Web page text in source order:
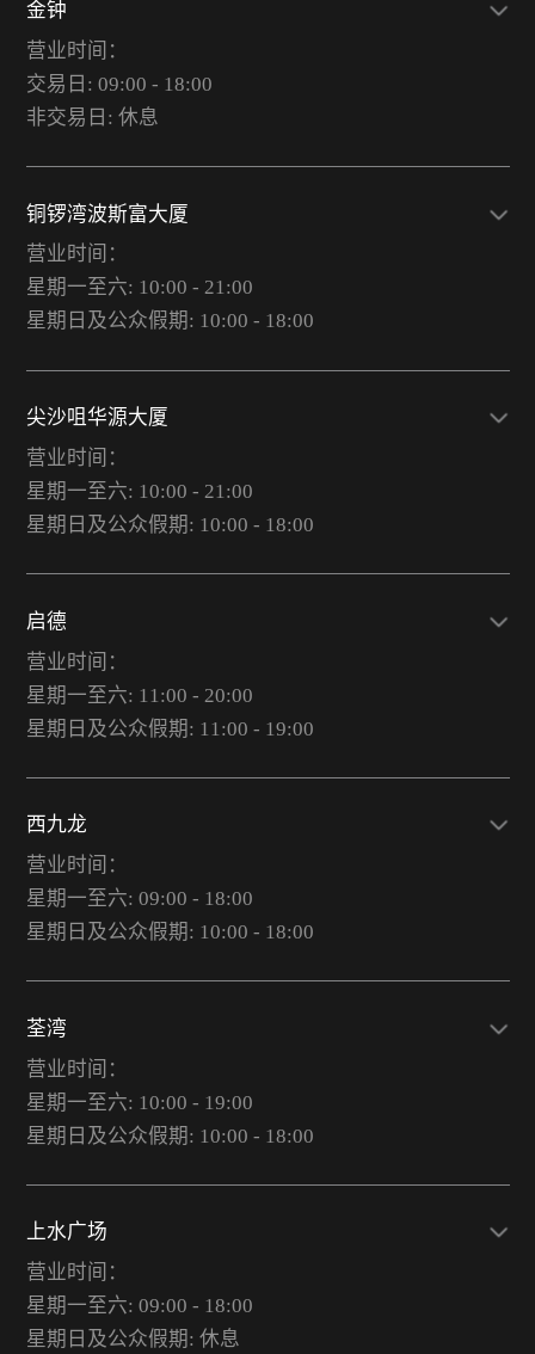
金钟
营业时间：
交易日: 09:00 - 18:00
非交易日: 休息
铜锣湾波斯富大厦
营业时间：
星期一至六: 10:00 - 21:00
星期日及公众假期: 10:00 - 18:00
尖沙咀华源大厦
营业时间：
星期一至六: 10:00 - 21:00
星期日及公众假期: 10:00 - 18:00
启德
营业时间：
星期一至六: 11:00 - 20:00
星期日及公众假期: 11:00 - 19:00
西九龙
营业时间：
星期一至六: 09:00 - 18:00
星期日及公众假期: 10:00 - 18:00
荃湾
营业时间：
星期一至六: 10:00 - 19:00
星期日及公众假期: 10:00 - 18:00
上水广场
营业时间：
星期一至六: 09:00 - 18:00
星期日及公众假期: 休息